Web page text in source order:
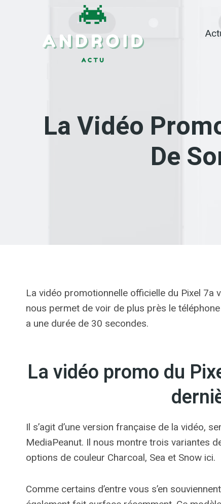
La Vidéo
De
La vidéo promotionnelle officielle du Pixel 7a
nous permet de voir de plus près le
a une durée de 30 secondes.
La vidéo promo du
Il s’agit d’une version française de la vidéo,
MediaPeanut. Il nous montre trois variantes
options de couleur Charcoal, Sea et Snow ici.
Comme certains d’entre vous s’en